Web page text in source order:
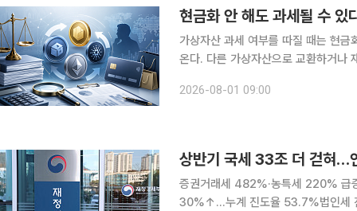
현금화 안 해도 과세될 수
가상자산 과세 여부를 따질 때는 현
온다. 다른 가상자산으로 교환하거나
지역과 보유 기간, 거래 유형 등에 따
2026-08-01 09:00
상반기 국세 33조 더 걷혀…
증권거래세 482%·농특세 220% 급
30%↑…누계 진도율 53.7%법인세 진도